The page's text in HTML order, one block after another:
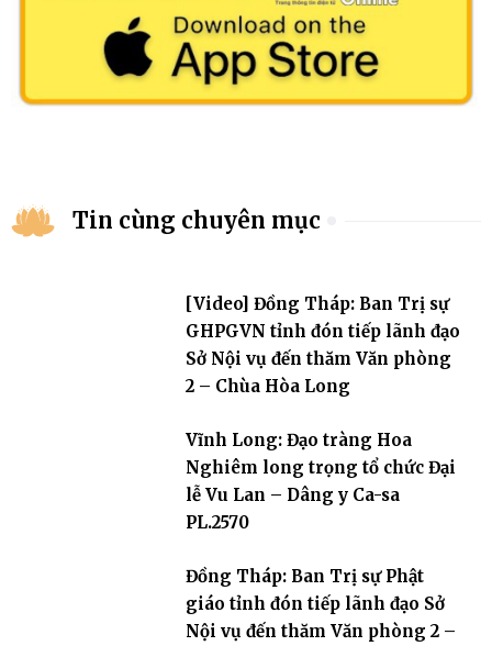
Tin cùng chuyên mục
[Video] Đồng Tháp: Ban Trị sự
GHPGVN tỉnh đón tiếp lãnh đạo
Sở Nội vụ đến thăm Văn phòng
2 – Chùa Hòa Long
Vĩnh Long: Đạo tràng Hoa
Nghiêm long trọng tổ chức Đại
lễ Vu Lan – Dâng y Ca-sa
PL.2570
Đồng Tháp: Ban Trị sự Phật
giáo tỉnh đón tiếp lãnh đạo Sở
Nội vụ đến thăm Văn phòng 2 –